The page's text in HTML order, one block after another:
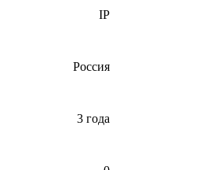
IP
Россия
3 года